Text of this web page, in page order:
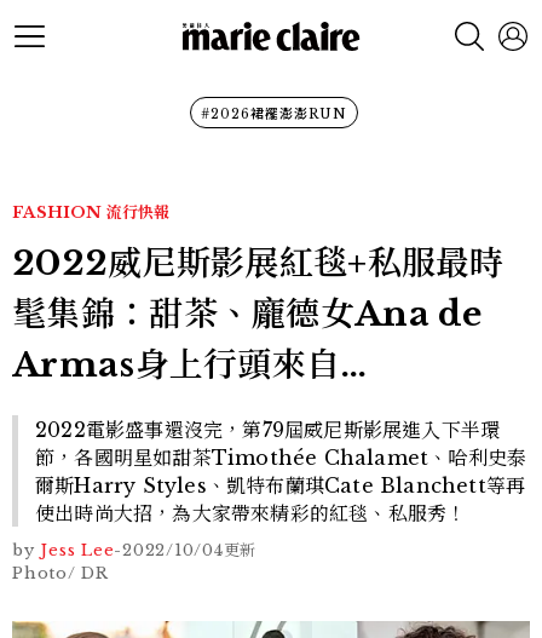
#2026裙襬澎澎RUN
FASHION 流行快報
2022威尼斯影展紅毯+私服最時
髦集錦：甜茶、龐德女Ana de
Armas身上行頭來自…
2022電影盛事還沒完，第79屆威尼斯影展進入下半環
節，各國明星如甜茶Timothée Chalamet、哈利史泰
爾斯Harry Styles、凱特布蘭琪Cate Blanchett等再
使出時尚大招，為大家帶來精彩的紅毯、私服秀！
by Jess Lee-2022/10/04更新
Photo/ DR